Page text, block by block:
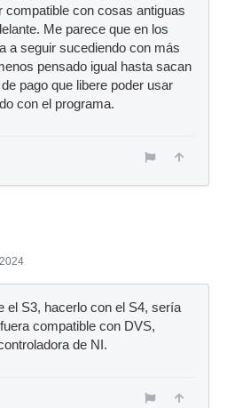
compatible con cosas antiguas
Me parece que en los
a seguir sucediendo con más
pensado igual hasta sacan
pago que libere poder usar
con el programa.
el S3, hacerlo con el S4, sería
compatible con DVS,
de NI.